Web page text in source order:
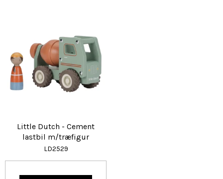
Little Dutch - Cement
lastbil m/træfigur
LD2529